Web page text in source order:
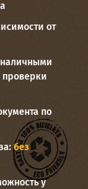
от
наличными
проверки
по
без
у